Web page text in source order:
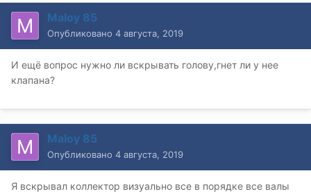
Maloy 85
Опубликовано 4 августа, 2019
И ещё вопрос нужно ли вскрывать голову,гнет ли у нее
клапана?
Maloy 85
Опубликовано 4 августа, 2019
Я вскрывал коллектор визуально все в порядке все валы